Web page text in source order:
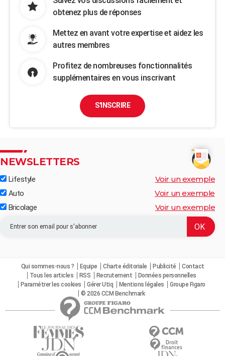
obtenez plus de réponses
Mettez en avant votre expertise et aidez les
autres membres
Profitez de nombreuses fonctionnalités
supplémentaires en vous inscrivant
S'INSCRIRE
NEWSLETTERS
Lifestyle Voir un exemple
Auto Voir un exemple
Bricolage Voir un exemple
Qui sommes-nous ? Equipe Charte éditoriale Publicité
Contact
Tous les articles
RSS Recrutement
Données personnelles
Paramétrer les cookies
Gérer Utiq Mentions légales
Groupe Figaro
© 2026 CCM Benchmark